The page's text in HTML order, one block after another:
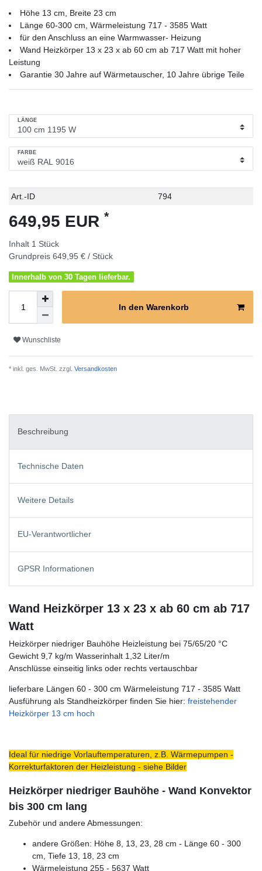
Höhe 13 cm, Breite 23 cm
Länge 60-300 cm, Wärmeleistung 717 - 3585 Watt
für den Anschluss an eine Warmwasser- Heizung
Wand Heizkörper 13 x 23 x ab 60 cm ab 717 Watt mit hoher
Leistung
Garantie 30 Jahre auf Wärmetauscher, 10 Jahre übrige Teile
LÄNGE
FARBE
Technisches
Wert
Art.-ID 794
649,95 EUR *
Inhalt 1 Stück
Grundpreis 649,95 € / Stück
Innerhalb von 30 Tagen lieferbar.
In den Warenkorb
Wunschliste
* inkl. ges. MwSt. zzgl. Versandkosten
Beschreibung
Technische Daten
Weitere Details
EU-Verantwortlicher
GPSR Informationen
Wand Heizkörper 13 x 23 x ab 60 cm ab 717
Watt
Heizkörper niedriger Bauhöhe Heizleistung bei 75/65/20 °C
Gewicht 9,7 kg/m Wasserinhalt 1,32 Liter/m
Anschlüsse einseitig links oder rechts vertauschbar
lieferbare Längen 60 - 300 cm Wärmeleistung 717 - 3585 Watt
Ausführung als Standheizkörper finden Sie hier: freistehender
Heizkörper 13 cm hoch
Ideal für niedrige Vorlauftemperaturen, z.B. Wärmepumpen -
Korrekturfaktoren der Heizleistung - siehe Bilder
Heizkörper niedriger Bauhöhe - Wand Konvektor
bis 300 cm lang
Zubehör und andere Abmessungen:
andere Größen: Höhe 8, 13, 23, 28 cm - Länge 60 - 300
cm, Tiefe 13, 18, 23 cm
Wärmeleistung 255 - 5637 Watt